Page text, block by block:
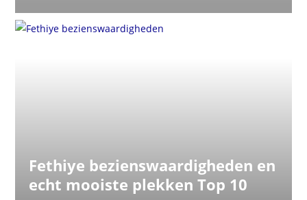
Fethiye bezienswaardigheden en
echt mooiste plekken Top 10